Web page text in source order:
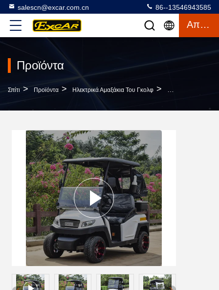
salescn@excar.com.cn 86--13546943585
Απόσπασμα
Προϊόντα
Σπίτι > Προϊόντα > Ηλεκτρικά Αμαξάκια Του Γκολφ > ΜΙΝΙ 2